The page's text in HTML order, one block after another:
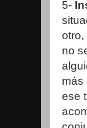
5-
otro,
no
más
ese